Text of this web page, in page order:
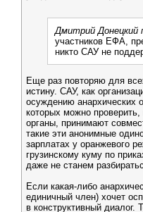
Дмитрий Донецкий
участников ЕФА,
никто САУ не
Еще раз повторяю для
истину. САУ, как
осуждению анархических
которых можно
органы, принимают
такие эти анонимные
зарплатах у оранжевого
грузинскому куму по
даже не станем
Если какая-либо
единичный член) хочет
в конструктивный диалог.